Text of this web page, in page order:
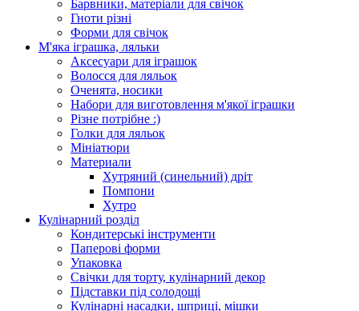
Барвники, матеріали для свічок
Гноти різні
Форми для свічок
М'яка іграшка, ляльки
Аксесуари для іграшок
Волосся для ляльок
Оченята, носики
Набори для виготовлення м'якої іграшки
Різне потрібне :)
Голки для ляльок
Мініатюри
Материали
Хутряний (синельний) дріт
Помпони
Хутро
Кулінарний розділ
Кондитерські інструменти
Паперові форми
Упаковка
Свічки для торту, кулінарний декор
Підставки під солодощі
Кулінарні насадки, шприці, мішки